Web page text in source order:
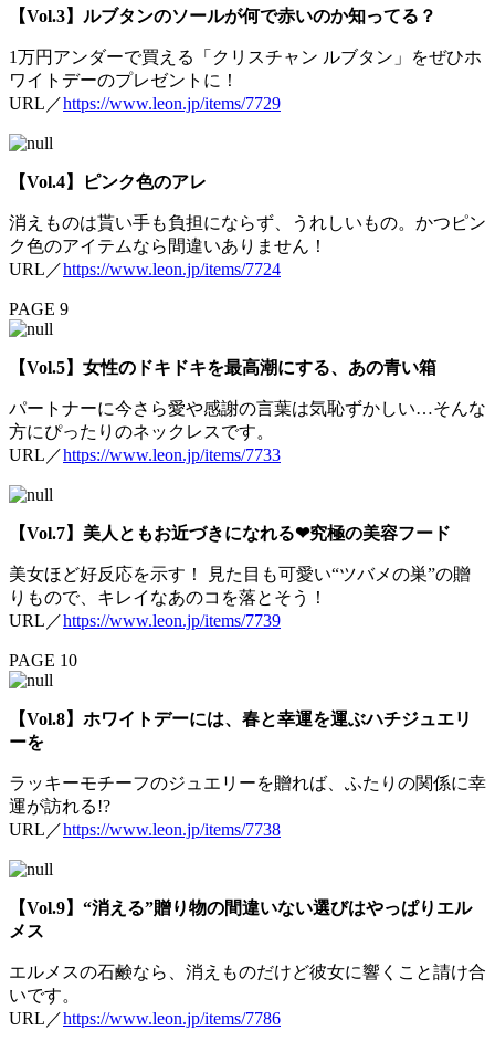
【Vol.3】ルブタンのソールが何で赤いのか知ってる？
1万円アンダーで買える「クリスチャン ルブタン」をぜひホ
ワイトデーのプレゼントに！
URL／https://www.leon.jp/items/7729
【Vol.4】ピンク色のアレ
消えものは貰い手も負担にならず、うれしいもの。かつピン
ク色のアイテムなら間違いありません！
URL／https://www.leon.jp/items/7724
PAGE 9
【Vol.5】女性のドキドキを最高潮にする、あの青い箱
パートナーに今さら愛や感謝の言葉は気恥ずかしい…そんな
方にぴったりのネックレスです。
URL／https://www.leon.jp/items/7733
【Vol.7】美人ともお近づきになれる❤︎究極の美容フード
美女ほど好反応を示す！ 見た目も可愛い“ツバメの巣”の贈
りもので、キレイなあのコを落とそう！
URL／https://www.leon.jp/items/7739
PAGE 10
【Vol.8】ホワイトデーには、春と幸運を運ぶハチジュエリ
ーを
ラッキーモチーフのジュエリーを贈れば、ふたりの関係に幸
運が訪れる!?
URL／https://www.leon.jp/items/7738
【Vol.9】“消える”贈り物の間違いない選びはやっぱりエル
メス
エルメスの石鹸なら、消えものだけど彼女に響くこと請け合
いです。
URL／https://www.leon.jp/items/7786